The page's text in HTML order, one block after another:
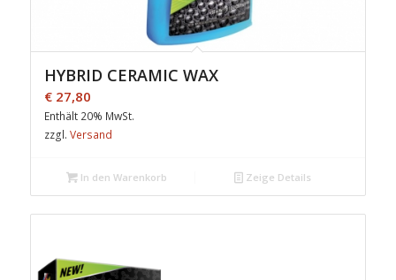
HYBRID CERAMIC WAX
€27,80
Enthält 20% MwSt.
zzgl. Versand
In den Warenkorb Zeige Details